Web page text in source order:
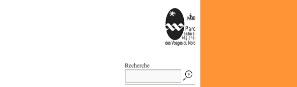
Recherche